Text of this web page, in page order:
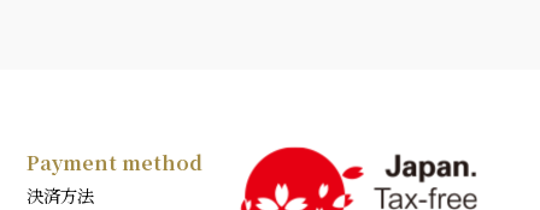
Payment method
決済方法